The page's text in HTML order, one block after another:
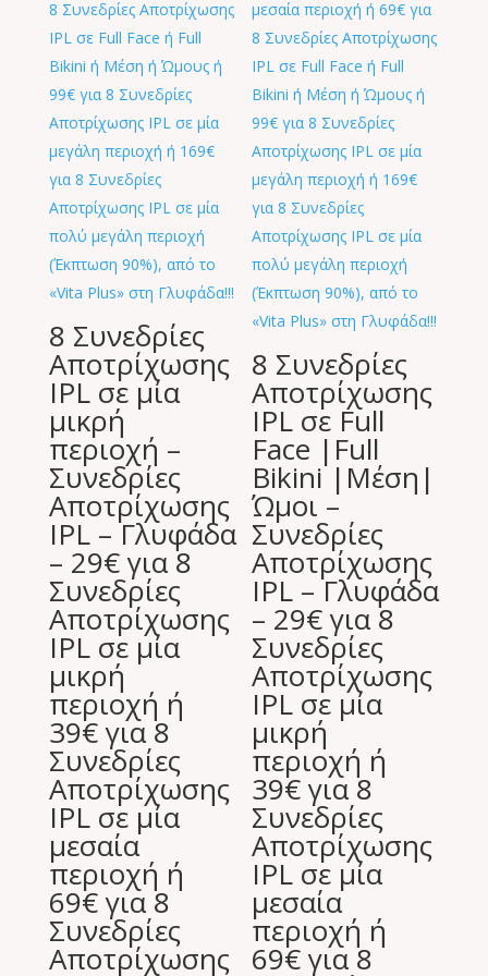
8 Συνεδρίες
Αποτρίχωσης
IPL σε μία
μικρή
περιοχή –
Συνεδρίες
Αποτρίχωσης
IPL – Γλυφάδα
– 29€ για 8
Συνεδρίες
Αποτρίχωσης
IPL σε μία
μικρή
περιοχή ή
39€ για 8
Συνεδρίες
Αποτρίχωσης
IPL σε μία
μεσαία
περιοχή ή
69€ για 8
Συνεδρίες
Αποτρίχωσης
8 Συνεδρίες
Αποτρίχωσης
IPL σε Full
Face |Full
Bikini |Μέση|
Ώμοι –
Συνεδρίες
Αποτρίχωσης
IPL – Γλυφάδα
– 29€ για 8
Συνεδρίες
Αποτρίχωσης
IPL σε μία
μικρή
περιοχή ή
39€ για 8
Συνεδρίες
Αποτρίχωσης
IPL σε μία
μεσαία
περιοχή ή
69€ για 8